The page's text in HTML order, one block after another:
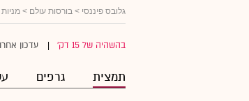
גלובס פיננסי > בורסות עולם >
בהשהיה של 15 דק' עדכון
תמצית גרפים